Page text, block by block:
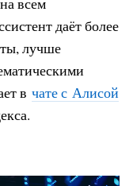
даёт более
лучше
в чате с Алисой